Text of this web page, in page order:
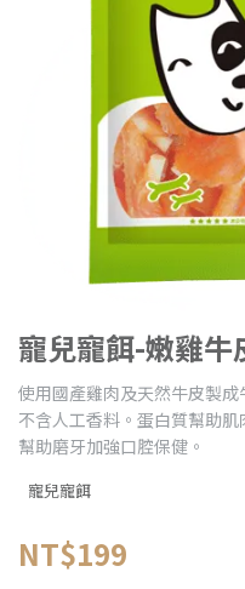
寵兒寵餌-嫩雞
使用國產雞肉及天然牛皮製成
不含人工香料。蛋白質幫助肌
幫助磨牙加強口腔保健。
寵兒寵餌
NT$199